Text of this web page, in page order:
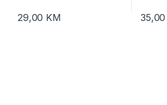
29,00 KM 35,00